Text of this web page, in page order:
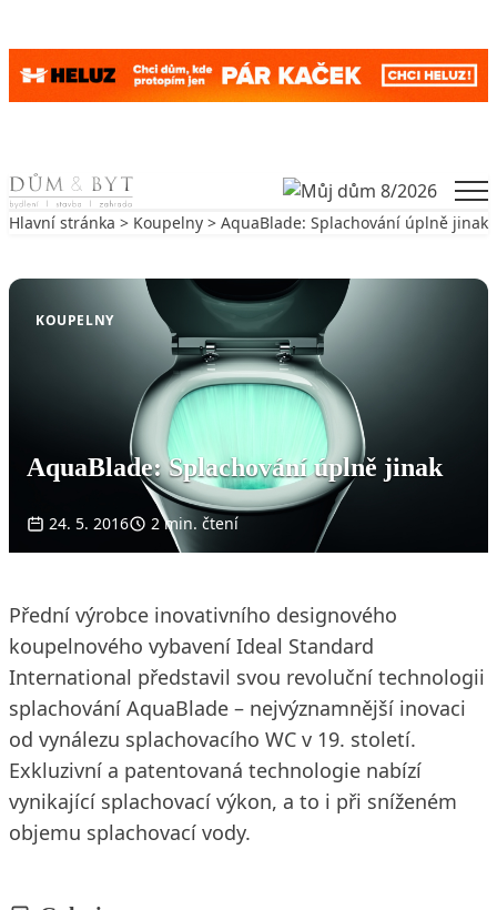
Skip to content
Hlavní stránka > Koupelny > AquaBlade: Splachování úplně jinak
KOUPELNY
AquaBlade: Splachování úplně jinak
24. 5. 2016 2 min. čtení
Přední výrobce inovativního designového
koupelnového vybavení Ideal Standard
International představil svou revoluční technologii
splachování AquaBlade – nejvýznamnější inovaci
od vynálezu splachovacího WC v 19. století.
Exkluzivní a patentovaná technologie nabízí
vynikající splachovací výkon, a to i při sníženém
objemu splachovací vody.